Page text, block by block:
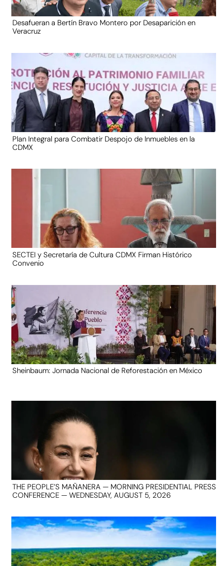
Desafueran a Bertín Bravo Montero por Desaparición en
Veracruz
Plan Integral para Combatir Despojo de Inmuebles en la
CDMX
SECTEI y Secretaría de Cultura CDMX Firman Histórico
Convenio
Sheinbaum: Jornada Nacional de Reforestación en México
THE PEOPLE’S MAÑANERA — MORNING PRESIDENTIAL PRESS
CONFERENCE — WEDNESDAY, AUGUST 5, 2026